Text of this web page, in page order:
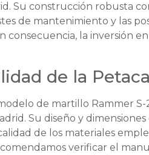
Su construcción robusta
de mantenimiento y las
la inversión
de la
de martillo Rammer
Su diseño y
de los materiales
verificar el